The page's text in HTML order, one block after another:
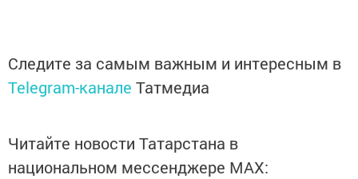
Следите за самым важным и интересным в
Telegram-канале Татмедиа
Читайте новости Татарстана в
национальном мессенджере MАХ: